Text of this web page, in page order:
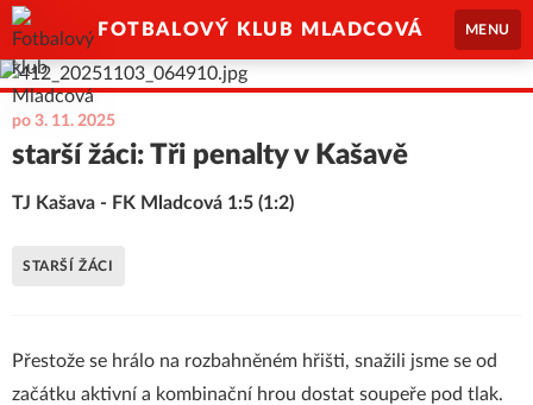
FOTBALOVÝ KLUB MLADCOVÁ MENU
po 3. 11. 2025
starší žáci: Tři penalty v Kašavě
TJ Kašava - FK Mladcová 1:5 (1:2)
STARŠÍ ŽÁCI
Přestože se hrálo na rozbahněném hřišti, snažili jsme se od
začátku aktivní a kombinační hrou dostat soupeře pod tlak.